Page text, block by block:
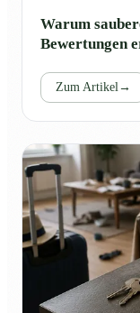
Warum
Bewertungen
Zum Artikel→